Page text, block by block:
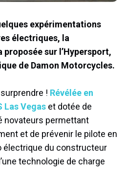
expérimentations
électriques, la
sur l’Hypersport,
de Damon Motorcycles.
! Révélée en
Las Vegas et dotée de
novateurs permettant
et de prévenir le pilote en
électrique du constructeur
technologie de charge